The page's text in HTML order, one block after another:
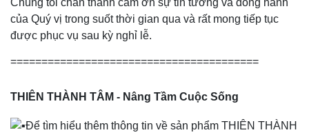
của Quý vị trong suốt thời gian qua và rất mong tiếp tục
được phục vụ sau kỳ nghỉ lễ.
========================================
THIÊN THÀNH TÂM - Nâng Tầm Cuộc Sống
Để tìm hiểu thêm thông tin về sản phẩm THIÊN THÀNH